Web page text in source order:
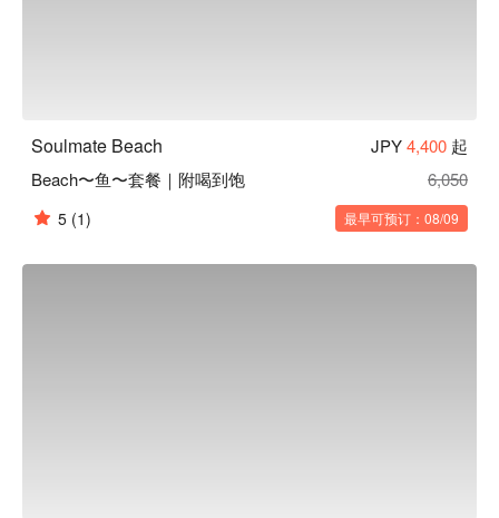
Soulmate Beach JPY4,400 起
Beach〜鱼〜套餐｜附喝到饱
6,050
5 (1) 最早可预订：08/09